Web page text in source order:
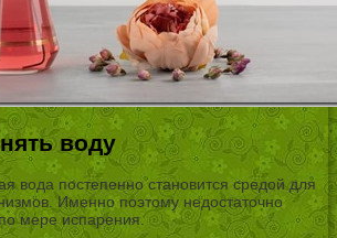
воду
вода постепенно становится средой для
Именно поэтому недостаточно
мере испарения.